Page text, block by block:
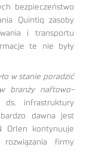
bezpieczeństwo
Quintiq zasoby
i transportu
te nie były
w stanie poradzić
branży naftowo-
infrastruktury
dawna jest
Orlen kontynuuje
firmy